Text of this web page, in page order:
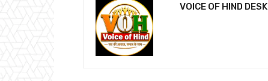
VOICE OF HIND DESK